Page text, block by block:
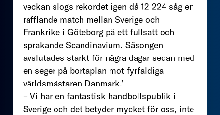
veckan slogs rekordet igen då 12 224 såg en
rafflande match mellan Sverige och
Frankrike i Göteborg på ett fullsatt och
sprakande Scandinavium. Säsongen
avslutades starkt för några dagar sedan med
en seger på bortaplan mot fyrfaldiga
världsmästaren Danmark.’
– Vi har en fantastisk handbollspublik i
Sverige och det betyder mycket för oss, inte